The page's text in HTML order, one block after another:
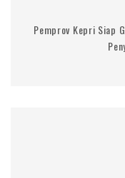
Pemprov Kepri Siap